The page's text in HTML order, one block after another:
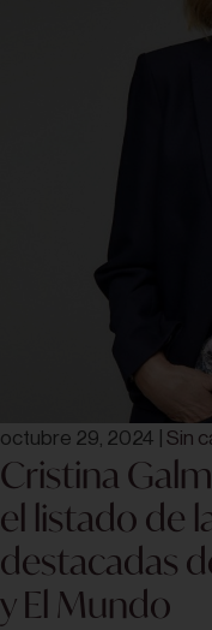
octubre 29, 2024 Sin
Cristina
el listado de
destacadas
y El Mundo